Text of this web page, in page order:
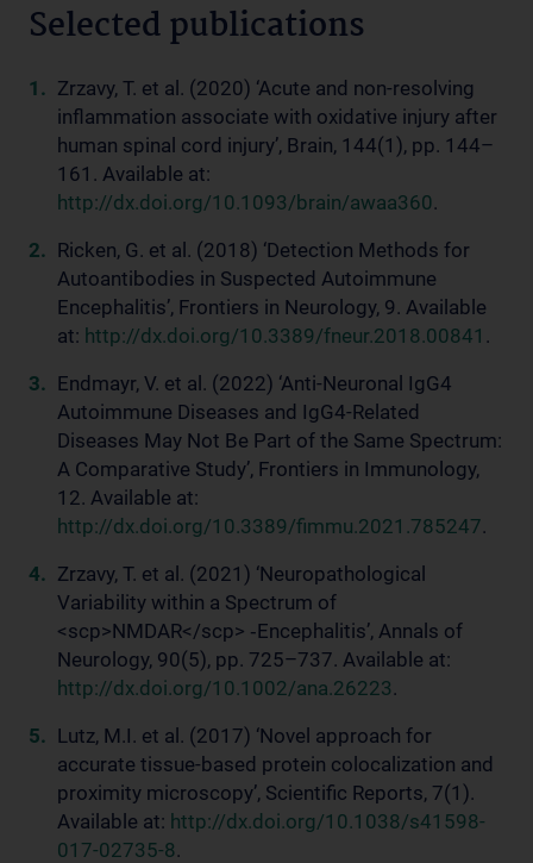
Selected publications
Zrzavy, T. et al. (2020) ‘Acute and non-resolving
inflammation associate with oxidative injury after
human spinal cord injury’, Brain, 144(1), pp. 144–
161. Available at:
http://dx.doi.org/10.1093/brain/awaa360.
Ricken, G. et al. (2018) ‘Detection Methods for
Autoantibodies in Suspected Autoimmune
Encephalitis’, Frontiers in Neurology, 9. Available
at: http://dx.doi.org/10.3389/fneur.2018.00841 .
Endmayr, V. et al. (2022) ‘Anti-Neuronal IgG4
Autoimmune Diseases and IgG4-Related
Diseases May Not Be Part of the Same Spectrum:
A Comparative Study’, Frontiers in Immunology,
12. Available at:
http://dx.doi.org/10.3389/fimmu.2021.785247.
Zrzavy, T. et al. (2021) ‘Neuropathological
Variability within a Spectrum of
<scp>NMDAR</scp> ‐Encephalitis’, Annals of
Neurology, 90(5), pp. 725–737. Available at:
http://dx.doi.org/10.1002/ana.26223.
Lutz, M.I. et al. (2017) ‘Novel approach for
accurate tissue-based protein colocalization and
proximity microscopy’, Scientific Reports, 7(1).
Available at: http://dx.doi.org/10.1038/s41598-
017-02735-8.